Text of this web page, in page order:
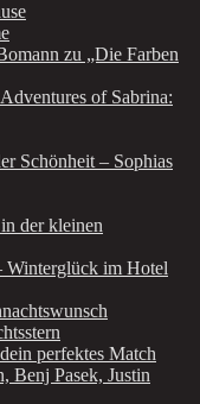
zu „Die Farben
of Sabrina:
Schönheit – Sophias
der kleinen
Winterglück im Hotel
perfektes Match
Benj Pasek, Justin